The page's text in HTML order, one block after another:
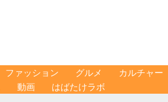
ファッション グルメ カルチャー
動画 はばたけラボ